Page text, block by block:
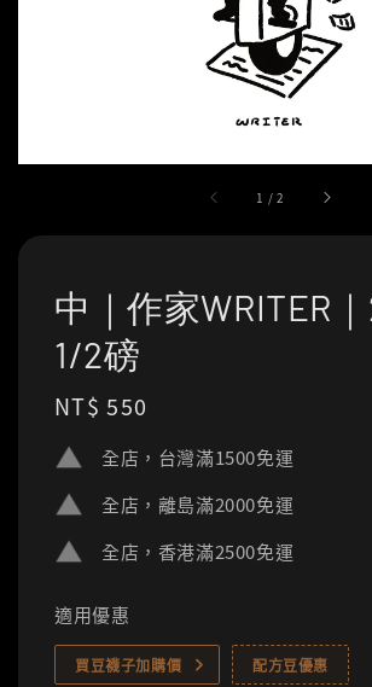
1 /2
中｜作家WRITER｜
1/2磅
Regular
NT$ 550
全店，台灣滿1500免運
全店，離島滿2000免運
全店，香港滿2500免運
適用優惠
買豆襪子加購價 配方豆優惠